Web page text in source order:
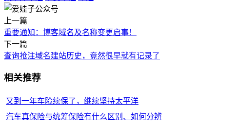
上一篇
重要通知：博客域名及名称变更启事！
下一篇
查询抢注域名建站历史，竟然很早就有记录了
相关推荐
又到一年车险续保了，继续坚持太平洋
汽车真保险与统筹保险有什么区别、如何分辨